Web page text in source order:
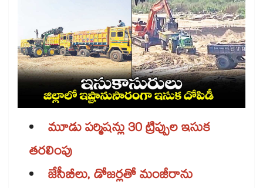
మూడు పర్మిషన్లు 30 ట్రిప్పుల ఇసుక
తరలింపు
జేసీబీలు, డోజర్లతో మంజీరాను